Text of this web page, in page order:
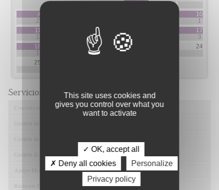
4
2
10
1
11
1
1
5
17
3
18
1
20
4
21
2
24
25
Servicios de FIBAO
Consulta nuestras Ofertas Tecnológicas
Gestión de Ensayos Clínicos y Estudios Observacionales
Gestión de la Innovación y la Transferencia Tecnológica
Gestión de Ayudas y Oportunidad de Financiación
Apoyo Metodológico y/o Estadístico
Recursos Humanos
This site uses cookies and
gives you control over what you
want to activate
✓ OK, accept all
✗ Deny all cookies
Personalize
Privacy policy